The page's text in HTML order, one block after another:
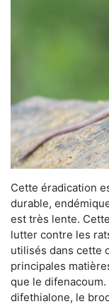
Cette éradication
durable,
est très lente.
lutter contre les
utilisés dans cette
principales
que le
difethialone, le